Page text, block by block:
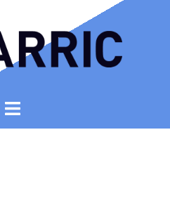
Ouvrir/fermer